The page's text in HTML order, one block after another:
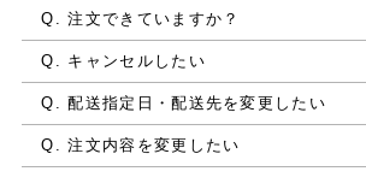
Q. 注文できていますか？
Q. キャンセルしたい
Q. 配送指定日・配送先を変更したい
Q. 注文内容を変更したい